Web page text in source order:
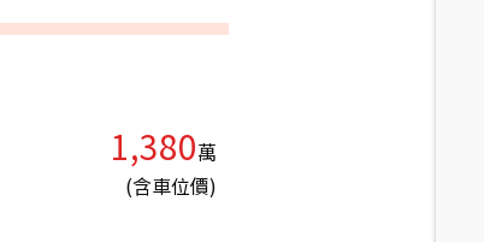
1,380萬
(含車位價)